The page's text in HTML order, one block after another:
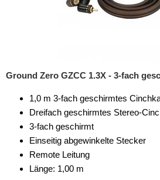
Ground Zero GZCC 1.3X - 3-fach
1,0 m 3-fach geschirmtes
Dreifach geschirmtes Stereo-
3-fach geschirmt
Einseitig abgewinkelte Stecker
Remote Leitung
Länge: 1,00 m